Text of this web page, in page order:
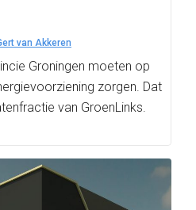
van Akkeren
Groningen moeten op
zorgen. Dat
van GroenLinks.